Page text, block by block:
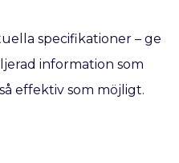
specifikationer – ge
information som
effektiv som möjligt.